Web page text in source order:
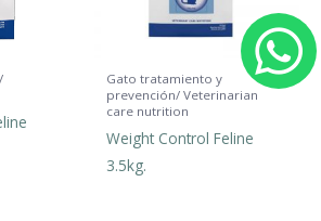
Gato tratamiento y
prevención/ Veterinarian
care nutrition
Weight Control Feline
3.5kg.
h